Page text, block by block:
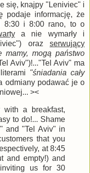
się, knajpy "Leniviec" i
podaje informację, że
8:30 i 8:00 rano, to o
a nie wymarły i
oraz serwujący
mogą państwo
Aviv")!..."Tel Aviv" ma
"śniadania cały
odmiany podawać je o
><
a breakfast,
to do!... Shame
and "Tel Aviv" in
that you
at 8:45
and empty!) and
us for 30